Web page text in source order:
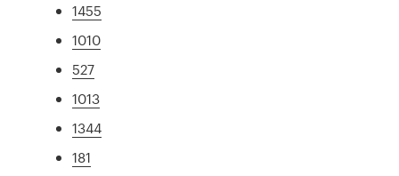
1455
1010
527
1013
1344
181